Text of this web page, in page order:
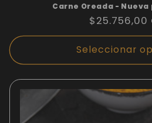
Carne Oreada -
Precio
habitual
$25.756,00
Seleccionar